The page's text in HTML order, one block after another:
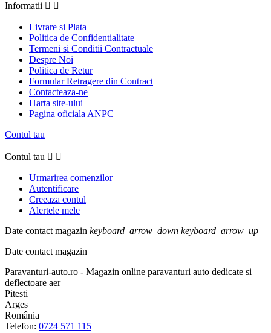
Informatii  
Livrare si Plata
Politica de Confidentialitate
Termeni si Conditii Contractuale
Despre Noi
Politica de Retur
Formular Retragere din Contract
Contacteaza-ne
Harta site-ului
Pagina oficiala ANPC
Contul tau
Contul tau  
Urmarirea comenzilor
Autentificare
Creeaza contul
Alertele mele
Date contact magazin keyboard_arrow_down keyboard_arrow_up
Date contact magazin
Paravanturi-auto.ro - Magazin online paravanturi auto dedicate si
deflectoare aer
Pitesti
Arges
România
Telefon: 0724 571 115